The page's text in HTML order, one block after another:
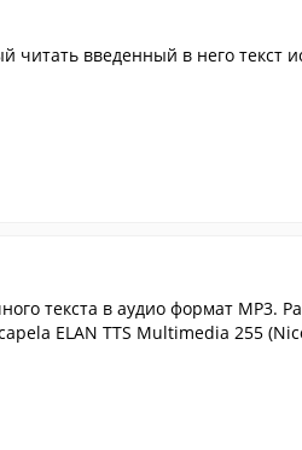
читать введенный в него текст
текста в аудио формат MP3.
ELAN TTS Multimedia 255